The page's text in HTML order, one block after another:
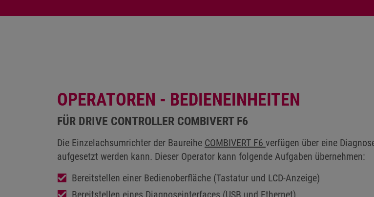
OPERATOREN - BEDIENEINHEITEN
FÜR DRIVE CONTROLLER COMBIVERT F6
Die Einzelachsumrichter der Baureihe COMBIVERT F6 verfügen über eine
aufgesetzt werden kann. Dieser Operator kann folgende Aufgaben übernehmen:
Bereitstellen einer Bedienoberfläche (Tastatur und LCD-Anzeige)
Bereitstellen eines Diagnoseinterfaces (USB und Ethernet)